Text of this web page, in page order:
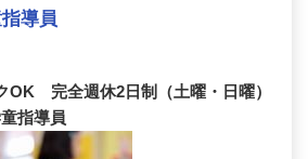
導員
OK 完全週休2日制（土曜・日曜）
指導員